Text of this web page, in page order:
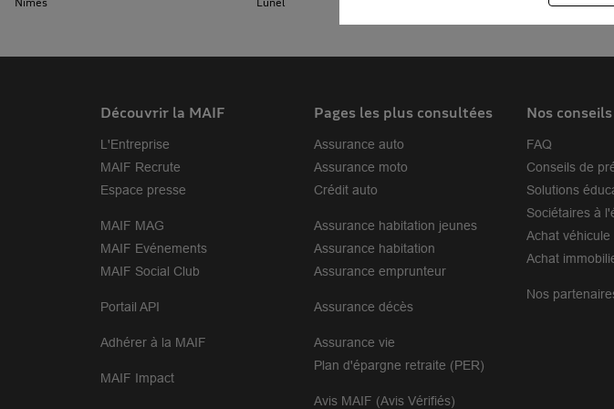
Découvrir la MAIF
L'Entreprise
MAIF Recrute
Espace presse
MAIF MAG
MAIF Evénements
MAIF Social Club
Portail API
Adhérer à la MAIF
MAIF Impact
Pages les plus consultées
Assurance auto
Assurance moto
Crédit auto
Assurance habitation jeunes
Assurance habitation
Assurance emprunteur
Assurance décès
Assurance vie
Plan d'épargne retraite (PER)
Avis MAIF (Avis Vérifiés)
Nos conseils
FAQ
Conseils de
Solutions
Sociétaires à
Achat véhicule
Achat
Nos